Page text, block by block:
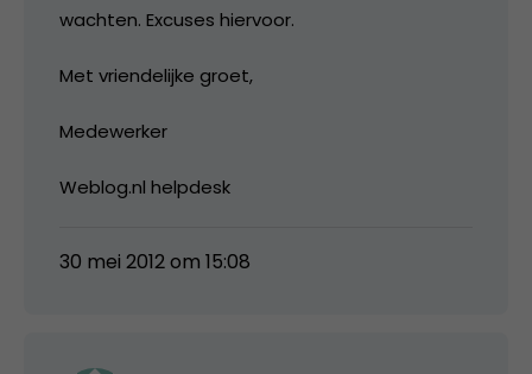
wachten. Excuses hiervoor.
Met vriendelijke groet,
Medewerker
Weblog.nl helpdesk
30 mei 2012 om 15:08